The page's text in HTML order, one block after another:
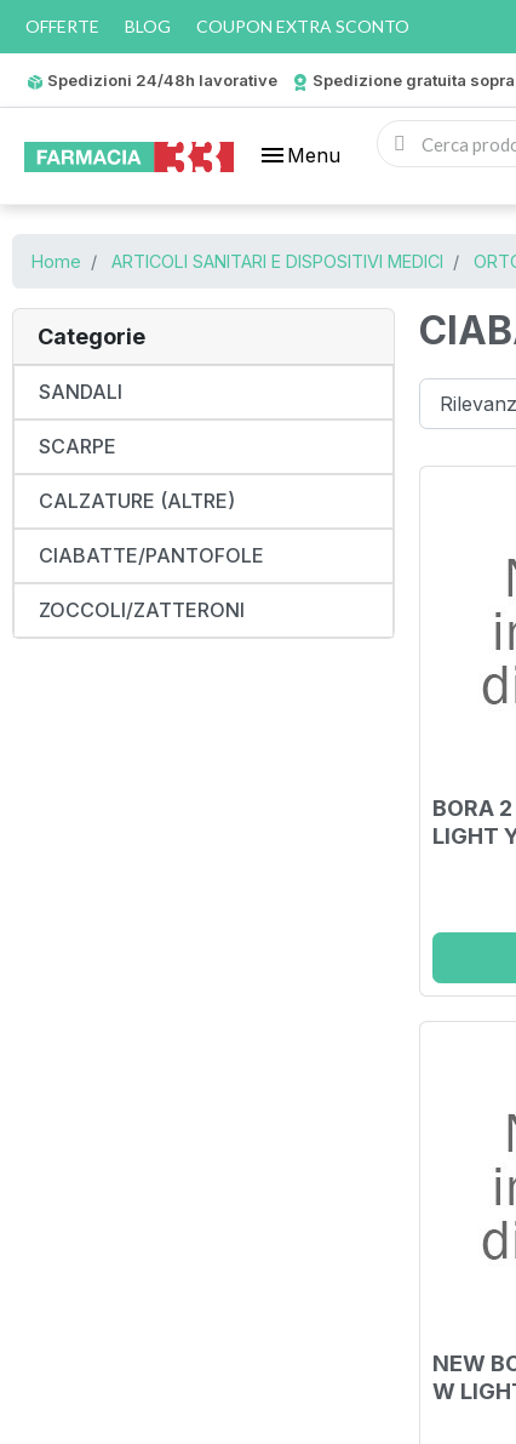
OFFERTE BLOG COUPON EXTRA SCONTO
Spedizioni 24/48h lavorative Spedizione gratuita
menu Menu
Home ARTICOLI SANITARI E DISPOSITIVI MEDICI
Categorie
SANDALI
SCARPE
CALZATURE (ALTRE)
CIABATTE/PANTOFOLE
ZOCCOLI/ZATTERONI
BORA
LIGHT
NEW
W